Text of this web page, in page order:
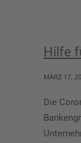
Hilfe
MÄRZ 17,
Die